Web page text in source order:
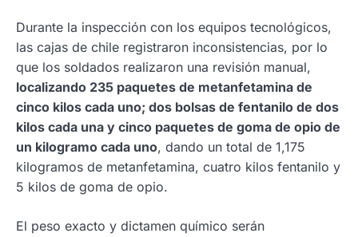
Durante la inspección con los equipos tecnológicos,
las cajas de chile registraron inconsistencias, por lo
que los soldados realizaron una revisión manual,
localizando 235 paquetes de metanfetamina de
cinco kilos cada uno; dos bolsas de fentanilo de dos
kilos cada una y cinco paquetes de goma de opio de
un kilogramo cada uno, dando un total de 1,175
kilogramos de metanfetamina, cuatro kilos fentanilo y
5 kilos de goma de opio.
El peso exacto y dictamen químico serán